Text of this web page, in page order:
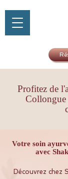
Profitez de
Collongue
Votre soin
avec
Découvrez chez